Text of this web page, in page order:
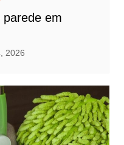
em
2026